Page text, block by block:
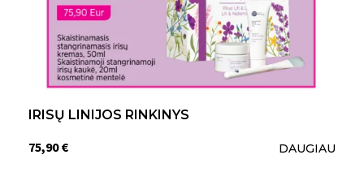
IRISŲ LINIJOS RINKINYS
75,90 € DAUGIAU